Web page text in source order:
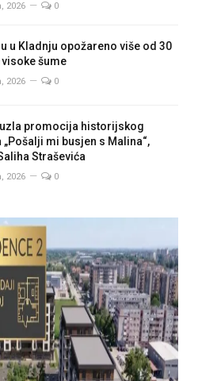
2026 0
u Kladnju opožareno više od 30
visoke šume
2026 0
promocija historijskog
„Pošalji mi busjen s Malina“,
Straševića
2026 0